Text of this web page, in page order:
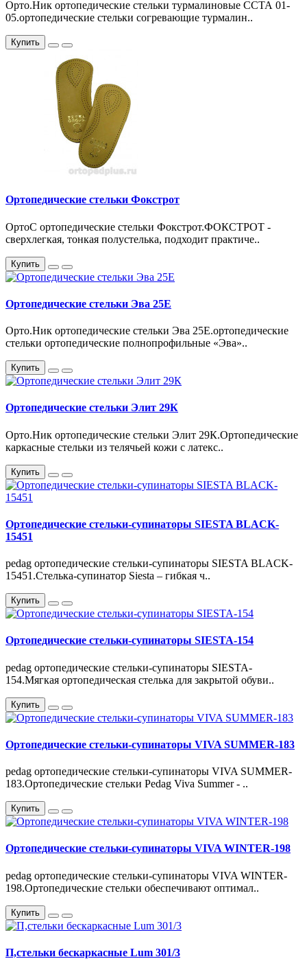
Орто.Ник ортопедические стельки турмалиновые ССТА 01-
05.ортопедические стельки согревающие турмалин..
Купить
Ортопедические стельки Фокстрот
ОртоС ортопедические стельки Фокстрот.ФОКСТРОТ -
сверхлегкая, тонкая полустелька, подходит практиче..
Купить
Ортопедические стельки Эва 25Е
Орто.Ник ортопедические стельки Эва 25Е.ортопедические
стельки ортопедические полнопрофильные «Эва»..
Купить
Ортопедические стельки Элит 29К
Орто.Ник ортопедические стельки Элит 29К.Ортопедические
каркасные стельки из телячьей кожи с латекс..
Купить
Ортопедические стельки-супинаторы SIESTA BLACK-
15451
pedag ортопедические стельки-супинаторы SIESTA BLACK-
15451.Стелька-супинатор Siesta – гибкая ч..
Купить
Ортопедические стельки-супинаторы SIESTA-154
pedag ортопедические стельки-супинаторы SIESTA-
154.Мягкая ортопедическая стелька для закрытой обуви..
Купить
Ортопедические стельки-супинаторы VIVA SUMMER-183
pedag ортопедические стельки-супинаторы VIVA SUMMER-
183.Ортопедические стельки Pedag Viva Summer - ..
Купить
Ортопедические стельки-супинаторы VIVA WINTER-198
pedag ортопедические стельки-супинаторы VIVA WINTER-
198.Ортопедические стельки обеспечивают оптимал..
Купить
П,стельки бескаркасные Lum 301/3